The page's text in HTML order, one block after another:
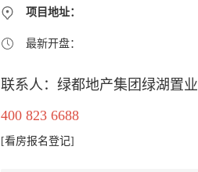
项目地址：
最新开盘：
联系人：绿都地产集团绿湖置业
400 823 6688
[看房报名登记]